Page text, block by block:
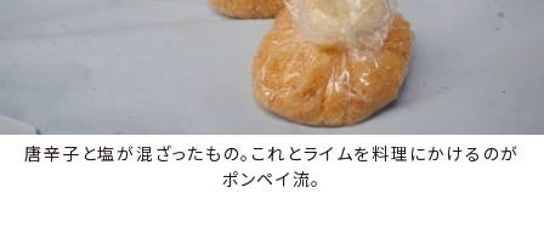
唐辛子と塩が混ざったもの。これとライムを料理にかけるのが
ポンペイ流。